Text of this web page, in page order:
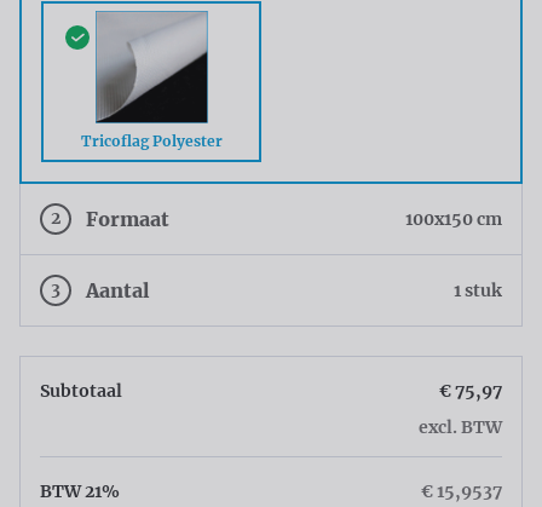
Tricoflag Polyester
2 Formaat 100x150 cm
3 Aantal 1 stuk
Subtotaal
€ 75,97
excl. BTW
BTW 21% € 15,9537